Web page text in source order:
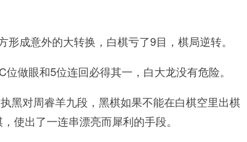
成意外的大转换，白棋亏了9目，棋局逆转。
做眼和5位连回必得其一，白大龙没有危险。
对周睿羊九段，黑棋如果不能在白棋空里出棋
使出了一连串漂亮而犀利的手段。